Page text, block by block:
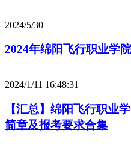
2024/5/30
2024年绵阳飞行职业学
2024/1/11 16:48:31
【汇总】绵阳飞行职业
简章及报考要求合集